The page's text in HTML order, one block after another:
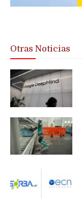
Otras Noticias